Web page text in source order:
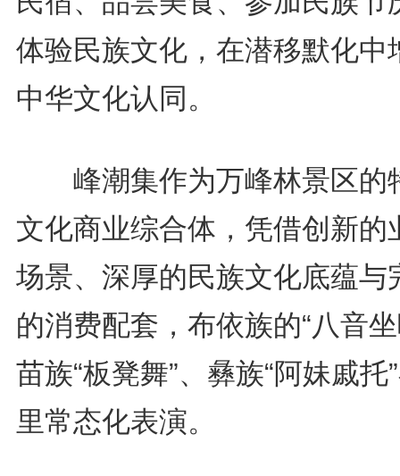
体验民族文化，在潜移默化中
中华文化认同。
峰潮集作为万峰林景区的
文化商业综合体，凭借创新的
场景、深厚的民族文化底蕴与
的消费配套，布依族的“八音
苗族“板凳舞”、彝族“阿妹戚托
里常态化表演。